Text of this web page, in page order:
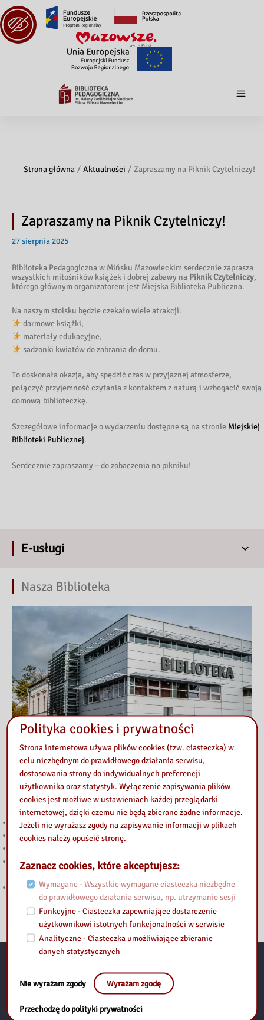
Strona główna Aktualności Zapraszamy na Piknik Czytelniczy!
Zapraszamy na Piknik Czytelniczy!
27 sierpnia 2025
Biblioteka Pedagogiczna w Mińsku Mazowieckim serdecznie zaprasza
wszystkich miłośników książek i dobrej zabawy na Piknik Czytelniczy,
którego głównym organizatorem jest Miejska Biblioteka Publiczna.
Na naszym stoisku będzie czekało wiele atrakcji:
darmowe książki,
materiały edukacyjne,
sadzonki kwiatów do zabrania do domu.
To doskonała okazja, aby spędzić czas w przyjaznej atmosferze,
połączyć przyjemność czytania z kontaktem z naturą i wzbogacić swoją
domową biblioteczkę.
Szczegółowe informacje o wydarzeniu dostępne są na stronie Miejskiej
Biblioteki Publicznej.
Serdecznie zapraszamy – do zobaczenia na pikniku!
E-usługi
Nasza Biblioteka
Przeczytaj
Głosuj w Budżecie Obywatelskim Mazowsza 2026!
Wakacje z książką w bibliotece
Kreatywne warsztaty w Domu Dziennego Pobytu w Mińsku
Bezpieczeństwo w sieci – biblioteczny pokój zagadek
w Mińsku Mazowieckim
Polityka cookies i prywatności
Strona internetowa używa plików cookies (tzw. ciasteczka) w
celu niezbędnym do prawidłowego działania serwisu,
dostosowania strony do indywidualnych preferencji
użytkownika oraz statystyk. Wyłączenie zapisywania plików
cookies jest możliwe w ustawieniach każdej przeglądarki
internetowej, dzięki czemu nie będą zbierane żadne informacje.
Jeżeli nie wyrażasz zgody na zapisywanie informacji w plikach
cookies należy opuścić stronę.
Zaznacz cookies, które akceptujesz:
Wymagane - Wszystkie wymagane ciasteczka niezbędne
do prawidłowego działania serwisu, np. utrzymanie sesji
Funkcyjne - Ciasteczka zapewniające dostarczenie
użytkownikowi istotnych funkcjonalności w serwisie
Analityczne - Ciasteczka umożliwiające zbieranie
danych statystycznych
Nie wyrażam zgody Wyrażam zgodę
Przechodzę do polityki prywatności